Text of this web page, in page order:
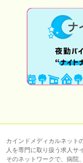
カインドメディカルネット
人を専門に取り扱う求人サ
そのネットワークで、病院